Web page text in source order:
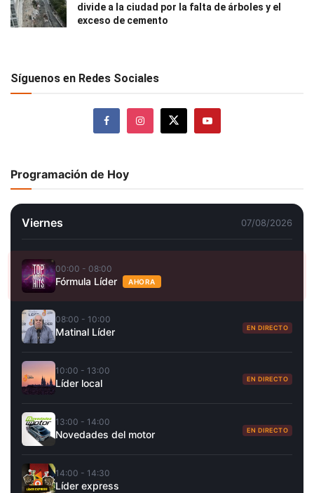
divide a la ciudad por la falta de árboles y el
exceso de cemento
Síguenos en Redes Sociales
Programación de Hoy
Viernes 07/08/2026
00:00 - 08:00
Fórmula Líder AHORA
08:00 - 10:00
Matinal Líder EN DIRECTO
10:00 - 13:00
Líder local EN DIRECTO
13:00 - 14:00
Novedades del motor EN DIRECTO
14:00 - 14:30
Líder express